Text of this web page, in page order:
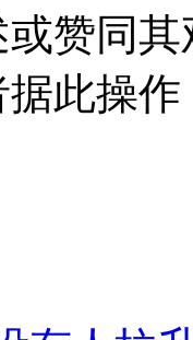
赞同
此操